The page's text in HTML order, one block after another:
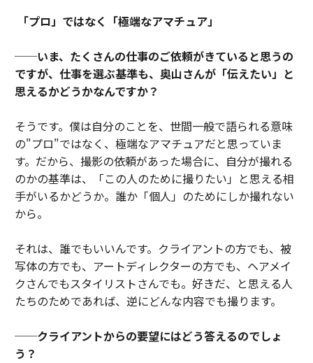
「プロ」ではなく「極端なアマチュア」
──いま、たくさんの仕事のご依頼がきていると思うの
ですが、仕事を選ぶ基準も、奥山さんが「伝えたい」と
思えるかどうかなんですか？
そうです。僕は自分のことを、世間一般で語られる意味
の"プロ"ではなく、極端なアマチュアだと思っていま
す。だから、撮影の依頼があった場合に、自分が撮れる
のかの基準は、「この人のために撮りたい」と思える相
手がいるかどうか。誰か「個人」のためにしか撮れない
から。
それは、誰でもいいんです。クライアントの方でも、被
写体の方でも、アートディレクターの方でも、ヘアメイ
クさんでもスタイリストさんでも。好きだ、と思える人
たちのためであれば、逆にどんな内容でも撮ります。
──クライアントからの要望にはどう答えるのでしょ
う？